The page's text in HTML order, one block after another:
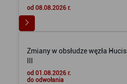
od 08.08.2026 r.
Zmiany w obsłudze węzła
od 01.08.2026 r.
do odwołania